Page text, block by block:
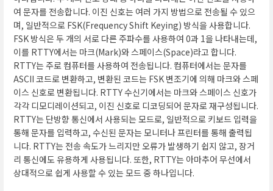
여 문자를 전송합니다. 이진 신호는 여러 가지 방법으로 전송될 수 있으
며, 일반적으로 FSK(Frequency Shift Keying) 방식을 사용합니다.
FSK 방식은 두 개의 서로 다른 주파수를 사용하여 0과 1을 나타내는데,
이를 RTTY에서는 마크(Mark)와 스페이스(Space)라고 합니다.
RTTY는 주로 컴퓨터를 사용하여 전송됩니다. 컴퓨터에서는 문자를
ASCII 코드로 변환하고, 변환된 코드는 FSK 변조기에 의해 마크와 스페
이스 신호로 변환됩니다. RTTY 수신기에서는 마크와 스페이스 신호가
각각 디모디레이션되고, 이진 신호로 디코딩되어 문자로 재구성됩니다.
RTTY는 단방향 통신에서 사용되는 모드로, 일반적으로 키보드 입력을
통해 문자를 입력하고, 수신된 문자는 모니터나 프린터를 통해 출력됩
니다. RTTY는 전송 속도가 느리지만 오류가 발생하기 쉽지 않고, 장거
리 통신에도 유용하게 사용됩니다. 또한, RTTY는 아마추어 무선에서
상대적으로 쉽게 사용할 수 있는 모드 중 하나입니다.